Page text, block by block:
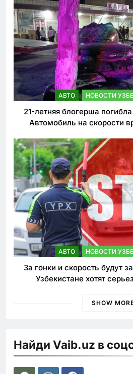
АВТО НОВОСТИ
21-летняя блогерша
Автомобиль на скорости
АВТО НОВОСТИ
За гонки и скорость будут
Узбекистане хотят
SHOW
Найди Vaib.uz в